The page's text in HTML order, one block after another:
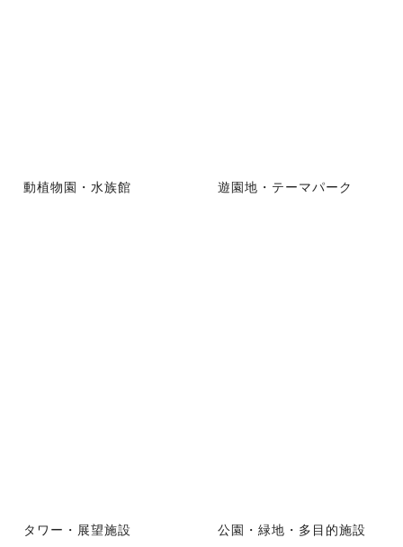
動植物園・水族館 遊園地・テーマパーク
タワー・展望施設 公園・緑地・多目的施設